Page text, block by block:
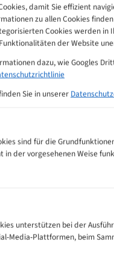
Tabelle
damit Sie effizient
zu allen Cookies
Cookies werden in
der Website
dazu, wie Googles
Sie in unserer
sind für die
in der vorgesehenen Weise
unterstützen bei der
Media-Plattformen, beim